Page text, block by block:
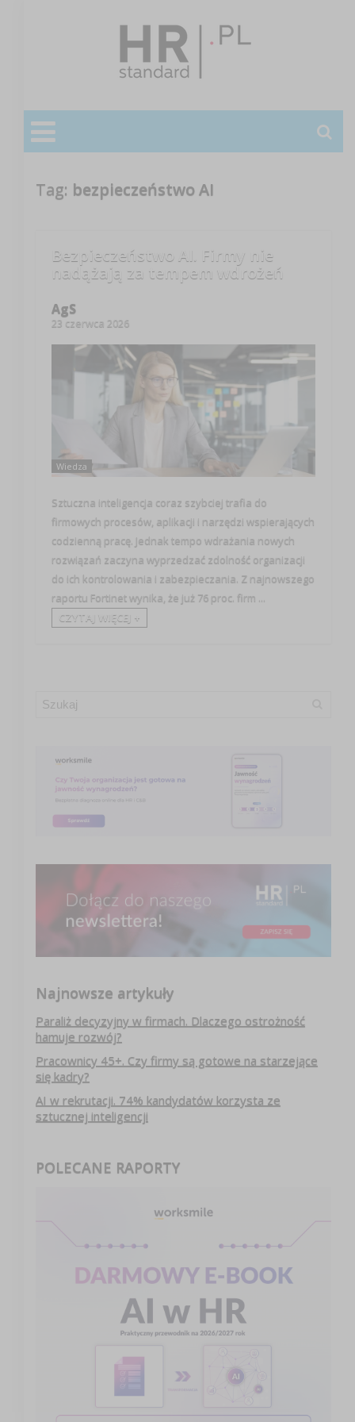
Tag: bezpieczeństwo AI
Bezpieczeństwo AI. Firmy nie
nadążają za tempem wdrożeń
AgS
23 czerwca 2026
Wiedza
Sztuczna inteligencja coraz szybciej trafia do
firmowych procesów, aplikacji i narzędzi wspierających
codzienną pracę. Jednak tempo wdrażania nowych
rozwiązań zaczyna wyprzedzać zdolność organizacji
do ich kontrolowania i zabezpieczania. Z najnowszego
raportu Fortinet wynika, że już 76 proc. firm ...
CZYTAJ WIĘCEJ +
Najnowsze artykuły
Paraliż decyzyjny w firmach. Dlaczego ostrożność
hamuje rozwój?
Pracownicy 45+. Czy firmy są gotowe na starzejące
się kadry?
AI w rekrutacji. 74% kandydatów korzysta ze
sztucznej inteligencji
POLECANE RAPORTY